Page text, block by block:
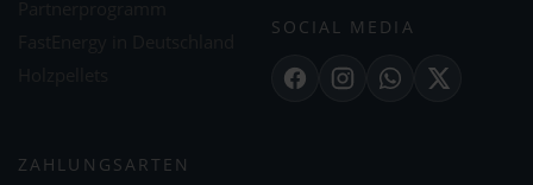
SOCIAL MEDIA
FacebookInstagramWhatsApp
X
ZAHLUNGSARTEN